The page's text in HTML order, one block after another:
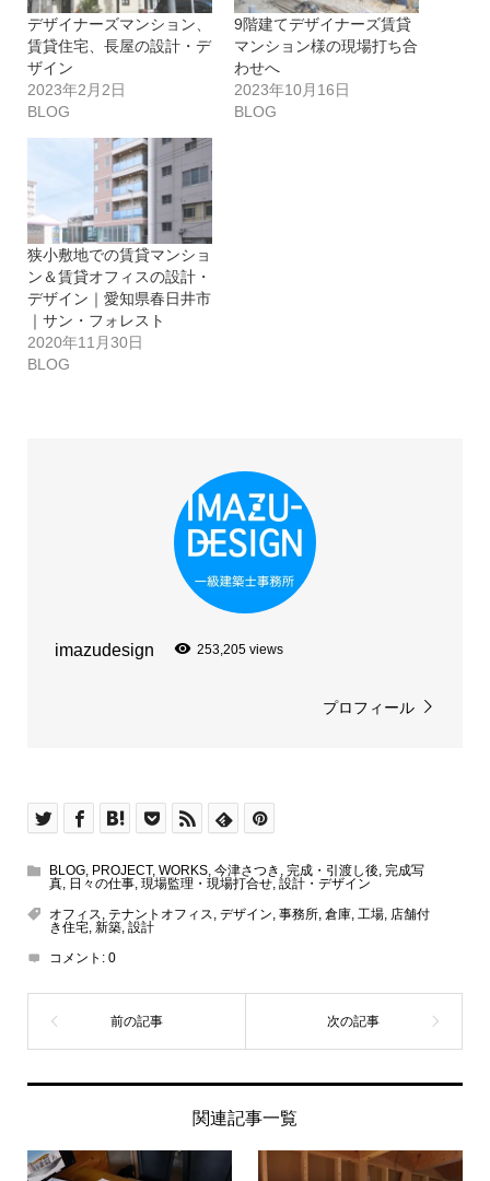
デザイナーズマンション、
賃貸住宅、長屋の設計・デ
ザイン
2023年2月2日
BLOG
9階建てデザイナーズ賃貸
マンション様の現場打ち合
わせへ
2023年10月16日
BLOG
狭小敷地での賃貸マンショ
ン＆賃貸オフィスの設計・
デザイン｜愛知県春日井市
｜サン・フォレスト
2020年11月30日
BLOG
imazudesign 253,205 views
プロフィール
BLOG, PROJECT, WORKS, 今津さつき , 完成・引渡し後, 完成写
真, 日々の仕事, 現場監理・現場打合せ, 設計・デザイン
オフィス, テナントオフィス, デザイン, 事務所, 倉庫, 工場, 店舗付
き住宅, 新築, 設計
コメント: 0
関連記事一覧
シェア お問い合わせ